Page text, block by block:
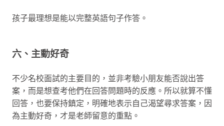
孩子最理想是能以完整英語句子作答。
六、主動好奇
不少名校面試的主要目的，並非考驗小朋友能否說出答
案，而是想查考他們在回答問題時的反應。所以就算不懂
回答，也要保持鎮定，明確地表示自己渴望尋求答案，因
為主動好奇，才是老師留意的重點。